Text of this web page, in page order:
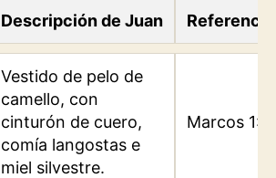
Descripción de Juan Referencia
Vestido de pelo de
camello, con
cinturón de cuero,
comía langostas e
miel silvestre.
Marcos 1:6